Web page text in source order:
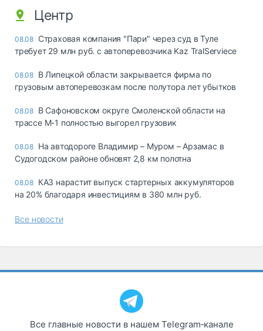
Центр
08.08 Страховая компания "Пари" через суд в Туле
требует 29 млн руб. с автоперевозчика Kaz TralServiece
08.08 В Липецкой области закрывается фирма по
грузовым автоперевозкам после полутора лет убытков
08.08 В Сафоновском округе Смоленской области на
трассе М-1 полностью выгорел грузовик
08.08 На автодороге Владимир – Муром – Арзамас в
Судогодском районе обновят 2,8 км полотна
08.08 КАЗ нарастит выпуск стартерных аккумуляторов
на 20% благодаря инвестициям в 380 млн руб.
Все новости
Все главные новости в нашем Telegram‑канале